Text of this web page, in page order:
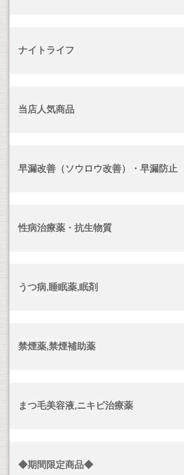
ナイトライフ
当店人気商品
早漏改善（ソウロウ改善）・早漏防止
性病治療薬・抗生物質
うつ病,睡眠薬,眠剤
禁煙薬,禁煙補助薬
まつ毛美容液,ニキビ治療薬
◆期間限定商品◆